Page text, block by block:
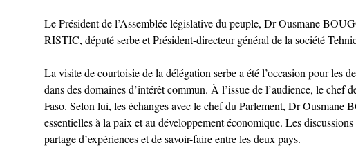
Le Président de l’Assemblée législative du peuple, Dr Ousmane
RISTIC, député serbe et Président-directeur général de la société
La visite de courtoisie de la délégation serbe a été l’occasion pour les
dans des domaines d’intérêt commun. À l’issue de l’audience, le
Faso. Selon lui, les échanges avec le chef du Parlement, Dr
essentielles à la paix et au développement économique. Les
partage d’expériences et de savoir-faire entre les deux pays.